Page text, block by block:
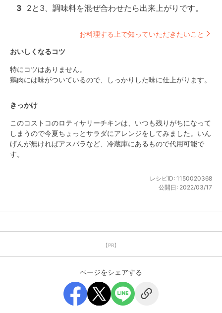
3 2と3、調味料を混ぜ合わせたら出来上がりです。
お料理する上で知っていただきたいこと
おいしくなるコツ
特にコツはありません。
鶏肉には味がついているので、しっかりした味に仕上がります。
きっかけ
このコストコのロティサリーチキンは、いつも残りがちになって
しまうので今夏ちょっとサラダにアレンジをしてみました。いん
げんが無ければアスパラなど、冷蔵庫にあるもので代用可能で
す。
レシピID: 1150020368
公開日: 2022/03/17
【PR】
ページをシェアする